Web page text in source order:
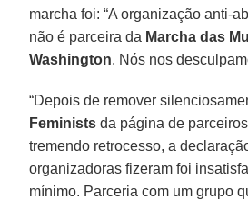
marcha foi: “A organização anti-
não é parceira da Marcha das
Washington. Nós nos
“Depois de remover
Feminists da página de
tremendo retrocesso, a
organizadoras fizeram foi
mínimo. Parceria com um grupo